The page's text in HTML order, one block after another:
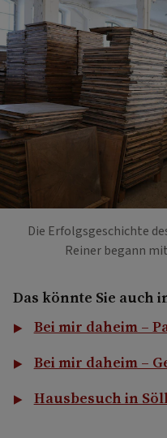
Die Erfolgsgeschichte
Reiner begann
Das könnte Sie auch
Bei mir daheim –
Bei mir daheim –
Hausbesuch in